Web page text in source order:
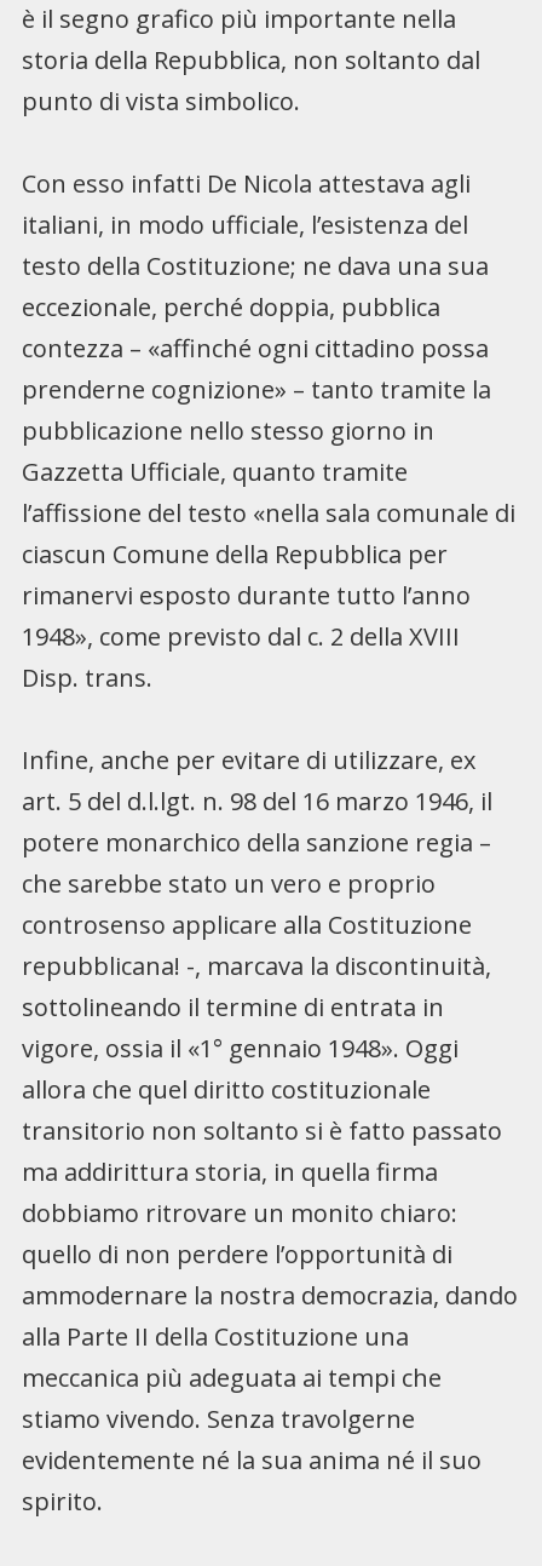
è il segno grafico più importante nella
storia della Repubblica, non soltanto dal
punto di vista simbolico.
Con esso infatti De Nicola attestava agli
italiani, in modo ufficiale, l’esistenza del
testo della Costituzione; ne dava una sua
eccezionale, perché doppia, pubblica
contezza – «affinché ogni cittadino possa
prenderne cognizione» – tanto tramite la
pubblicazione nello stesso giorno in
Gazzetta Ufficiale, quanto tramite
l’affissione del testo «nella sala comunale di
ciascun Comune della Repubblica per
rimanervi esposto durante tutto l’anno
1948», come previsto dal c. 2 della XVIII
Disp. trans.
Infine, anche per evitare di utilizzare, ex
art. 5 del d.l.lgt. n. 98 del 16 marzo 1946, il
potere monarchico della sanzione regia –
che sarebbe stato un vero e proprio
controsenso applicare alla Costituzione
repubblicana! -, marcava la discontinuità,
sottolineando il termine di entrata in
vigore, ossia il «1° gennaio 1948». Oggi
allora che quel diritto costituzionale
transitorio non soltanto si è fatto passato
ma addirittura storia, in quella firma
dobbiamo ritrovare un monito chiaro:
quello di non perdere l’opportunità di
ammodernare la nostra democrazia, dando
alla Parte II della Costituzione una
meccanica più adeguata ai tempi che
stiamo vivendo. Senza travolgerne
evidentemente né la sua anima né il suo
spirito.